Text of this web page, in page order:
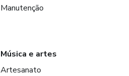
Manutenção
Música e artes
Artesanato